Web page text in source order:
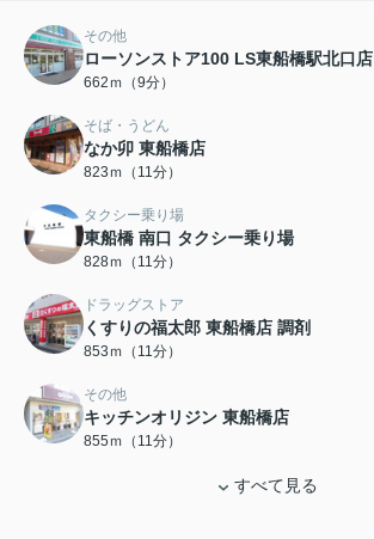
その他
ローソンストア100 LS東船橋駅北口店
662ｍ（9分）
そば・うどん
なか卯 東船橋店
823ｍ（11分）
タクシー乗り場
東船橋 南口 タクシー乗り場
828ｍ（11分）
ドラッグストア
くすりの福太郎 東船橋店 調剤
853ｍ（11分）
その他
キッチンオリジン 東船橋店
855ｍ（11分）
すべて見る